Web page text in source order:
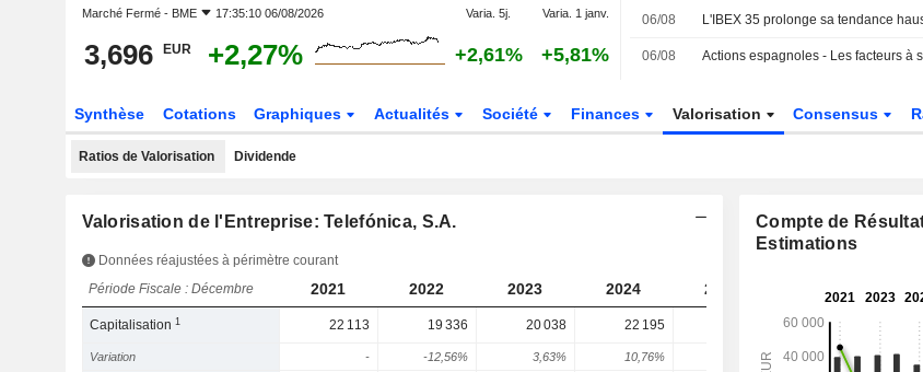
Marché Fermé - BME 17:35:10 06/08/2026 Varia. 5j. Varia. 1 janv.
3,696 EUR +2,27% +2,61% +5,81%
06/08
06/08
Synthèse Cotations Graphiques Actualités Société Finances Valorisation Consensus
Ratios de Valorisation Dividende
Valorisation de l'Entreprise: Telefónica, S.A.
Données réajustées à périmètre courant
Période Fiscale : Décembre
2021 2022 2023 2024 2025 2026
Capitalisation1 22 113 19 336 20 038 22 195 20 802
Variation - -12,56% 3,63% 10,76% -11,27% 5,63%
Compte de
Estimations